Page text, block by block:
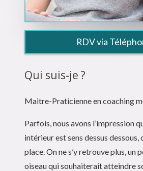
RDV via
Qui suis-je ?
Maitre-Praticienne en coaching
Parfois, nous avons l’impression
intérieur est sens dessus dessous,
place. On ne s’y retrouve plus, un
oiseau qui souhaiterait atteindre